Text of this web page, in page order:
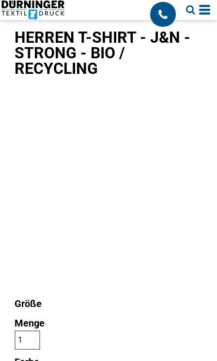
;
HERREN T-SHIRT - J&N -
STRONG - BIO /
RECYCLING
Größe
Menge